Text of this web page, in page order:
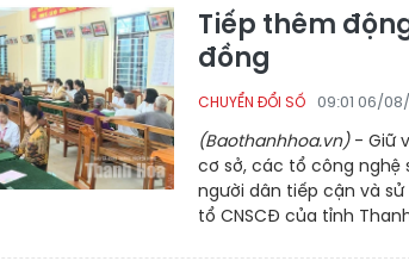
Tiếp thêm
đồng
CHUYỂN ĐỔI SỐ 09:01 06/
(Baothanhhoa.vn)- Giữ
cơ sở, các tổ công nghệ
người dân tiếp cận và
tổ CNSCĐ của tỉnh